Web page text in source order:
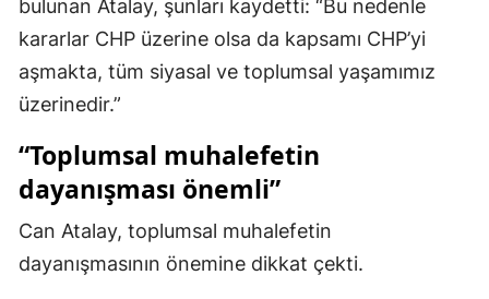
Kütahya
Malatya
Kahramanmaraş
Mardin
Muğla
bulunan Atalay, şunları kaydetti: “Bu nedenle
kararlar CHP üzerine olsa da kapsamı CHP’yi
aşmakta, tüm siyasal ve toplumsal yaşamımız
üzerinedir.”
“Toplumsal muhalefetin
dayanışması önemli”
Can Atalay, toplumsal muhalefetin
dayanışmasının önemine dikkat çekti.